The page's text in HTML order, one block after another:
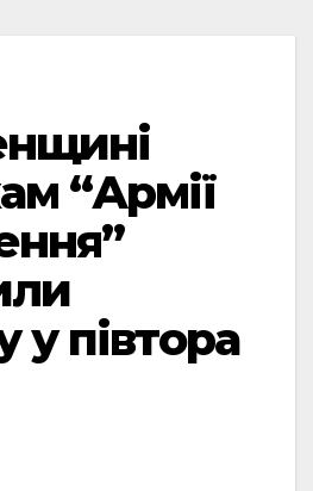
“Армії
у півтора